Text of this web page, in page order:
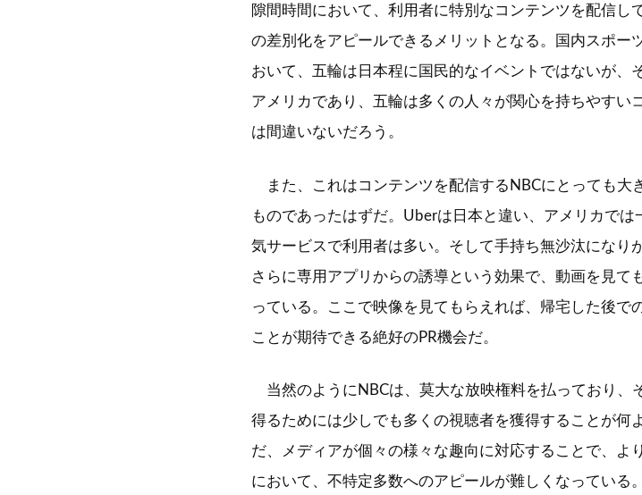
隙間時間において、利用者に特別なコンテンツを配信し
の差別化をアピールできるメリットとなる。国内スポー
おいて、五輪は日本程に国民的なイベントではないが、
アメリカであり、五輪は多くの人々が関心を持ちやすい
は間違いないだろう。
また、これはコンテンツを配信するNBCにとっても大
ものであったはずだ。Uberは日本と違い、アメリカでは
気サービスで利用者は多い。そして手持ち無沙汰になり
さらに専用アプリからの誘導という効果で、動画を見て
っている。ここで映像を見てもらえれば、帰宅した後で
ことが期待できる絶好のPR機会だ。
当然のようにNBCは、莫大な放映権料を払っており、
得るためには少しでも多くの視聴者を獲得することが何
だ、メディアが個々の様々な趣向に対応することで、よ
において、不特定多数へのアピールが難しくなっている